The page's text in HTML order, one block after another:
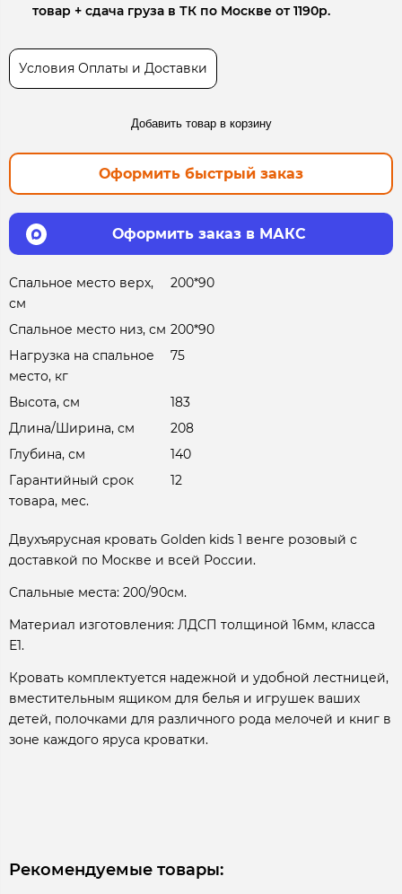
товар + сдача груза в ТК по Москве от 1190р.
Условия Оплаты и Доставки
Добавить товар в корзину
Оформить быстрый заказ
Оформить заказ в МАКС
Спальное место верх,
см
200*90
Спальное место низ, см 200*90
Нагрузка на спальное
место, кг
75
Высота, см
183
Длина/Ширина, см
208
Глубина, см
140
Гарантийный срок
товара, мес.
12
Двухъярусная кровать Golden kids 1 венге розовый с
доставкой по Москве и всей России.
Спальные места: 200/90см.
Материал изготовления: ЛДСП толщиной 16мм, класса
Е1.
Кровать комплектуется надежной и удобной лестницей,
вместительным ящиком для белья и игрушек ваших
детей, полочками для различного рода мелочей и книг в
зоне каждого яруса кроватки.
Рекомендуемые товары: